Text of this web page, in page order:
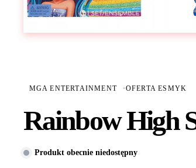
MGA ENTERTAINMENT ·OFERTA ESMYK
Rainbow High
Produkt obecnie niedostępny